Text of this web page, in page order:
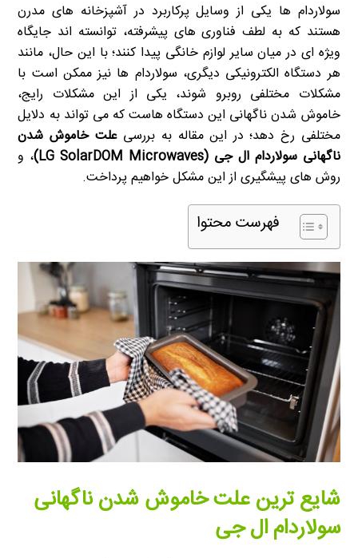
سولاردام ها یکی از وسایل پرکاربرد در آشپزخانه های مدرن
هستند که به لطف فناوری های پیشرفته، توانسته اند جایگاه
ویژه ای در میان سایر لوازم خانگی پیدا کنند؛ با این حال، مانند
هر دستگاه الکترونیکی دیگری، سولاردام ها نیز ممکن است با
مشکلات مختلفی روبرو شوند، یکی از این مشکلات رایج،
خاموش شدن ناگهانی این دستگاه هاست که می تواند به دلایل
مختلفی رخ دهد؛ در این مقاله به بررسیعلت خاموش شدن
ناگهانی سولاردام ال جی (LG SolarDOM Microwaves)
، و
روش های پیشگیری از این مشکل خواهیم پرداخت.
فهرست محتوا
شایع ترین علت خاموش شدن ناگهانی
سولاردام ال جی